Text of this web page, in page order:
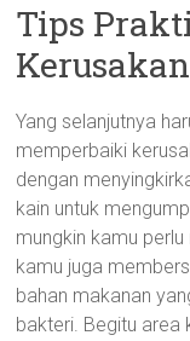
Tips
Yang selanjutnya
memperbaiki
dengan
kain untuk
mungkin kamu
kamu juga
bahan makanan
bakteri. Begitu area